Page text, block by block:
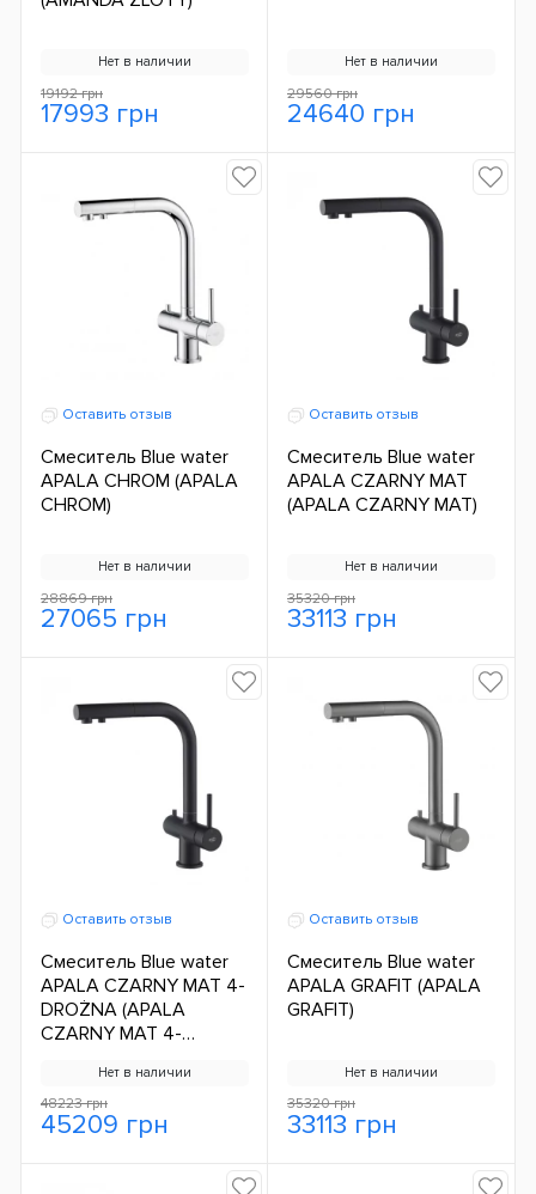
Нет в наличии
19192 грн
17993 грн
Нет в наличии
29560 грн
24640 грн
Оставить отзыв
Смеситель Blue water
APALA CHROM (APALA
CHROM)
Нет в наличии
28869 грн
27065 грн
Оставить отзыв
Смеситель Blue water
APALA CZARNY MAT
(APALA CZARNY MAT)
Нет в наличии
35320 грн
33113 грн
Оставить отзыв
Смеситель Blue water
APALA CZARNY MAT 4-
DROŻNA (APALA
CZARNY MAT 4-
Нет в наличии
48223 грн
45209 грн
Оставить отзыв
Смеситель Blue water
APALA GRAFIT (APALA
GRAFIT)
Нет в наличии
35320 грн
33113 грн